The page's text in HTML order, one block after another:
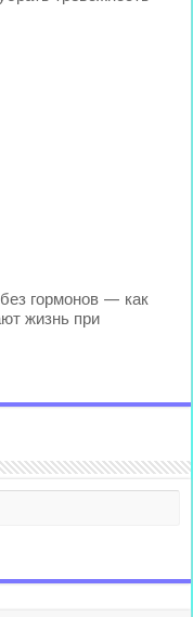
гормонов — как
жизнь при